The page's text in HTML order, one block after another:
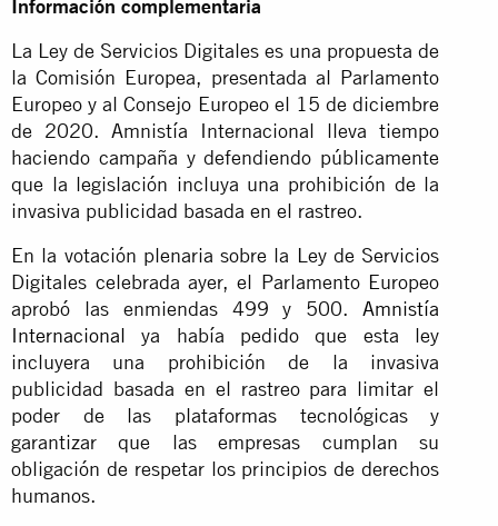
Información complementaria
La Ley de Servicios Digitales es una propuesta de
la Comisión Europea, presentada al Parlamento
Europeo y al Consejo Europeo el 15 de diciembre
de 2020. Amnistía Internacional lleva tiempo
haciendo campaña y defendiendo públicamente
que la legislación incluya una prohibición de la
invasiva publicidad basada en el rastreo.
En la votación plenaria sobre la Ley de Servicios
Digitales celebrada ayer, el Parlamento Europeo
aprobó las enmiendas 499 y 500.Amnistía
Internacional ya había pedido que esta ley
incluyera una prohibición de la invasiva
publicidad basada en el rastreo para limitar el
poder de las plataformas tecnológicas y
garantizar que las empresas cumplan su
obligación de respetar los principios de derechos
humanos.